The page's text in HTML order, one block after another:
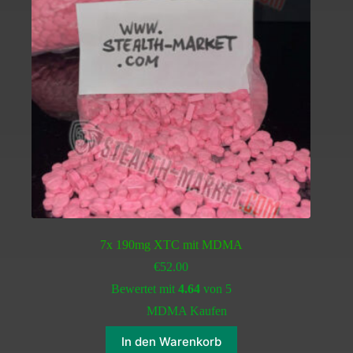
7x 190mg XTC mit MDMA
€52.00
Bewertet mit 4.64von 5
MDMA Kaufen
In den Warenkorb